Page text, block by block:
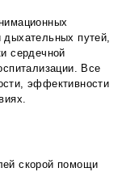
дыхательных путей,
сердечной
Все
эффективности
скорой помощи